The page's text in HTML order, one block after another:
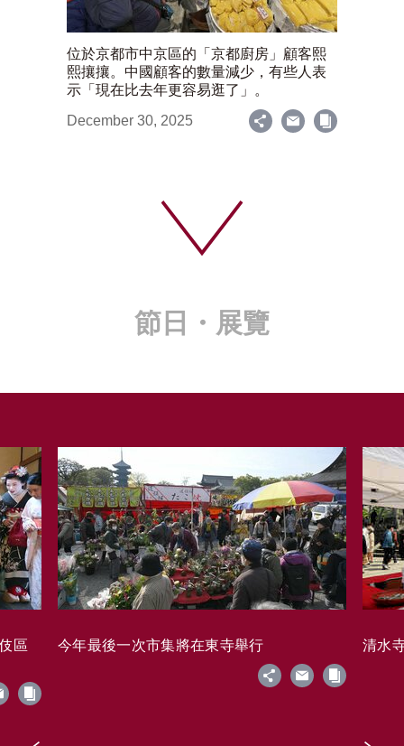
位於京都市中京區的「京都廚房」顧客熙
熙攘攘。中國顧客的數量減少，有些人表
示「現在比去年更容易逛了」。
December 30, 2025
節日・展覽
區 今年最後一次市集將在東寺舉行 清水